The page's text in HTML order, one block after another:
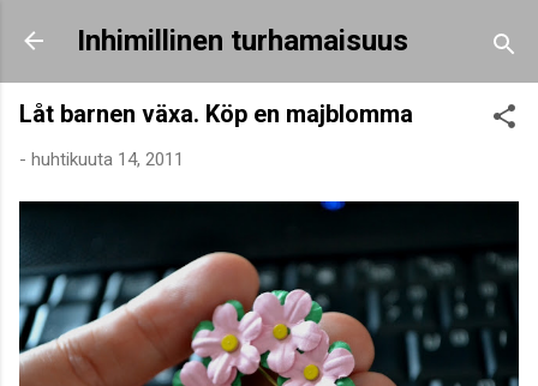
Siirry pääsisältöön
Inhimillinen turhamaisuus
Låt barnen växa. Köp en majblomma
- huhtikuuta 14, 2011